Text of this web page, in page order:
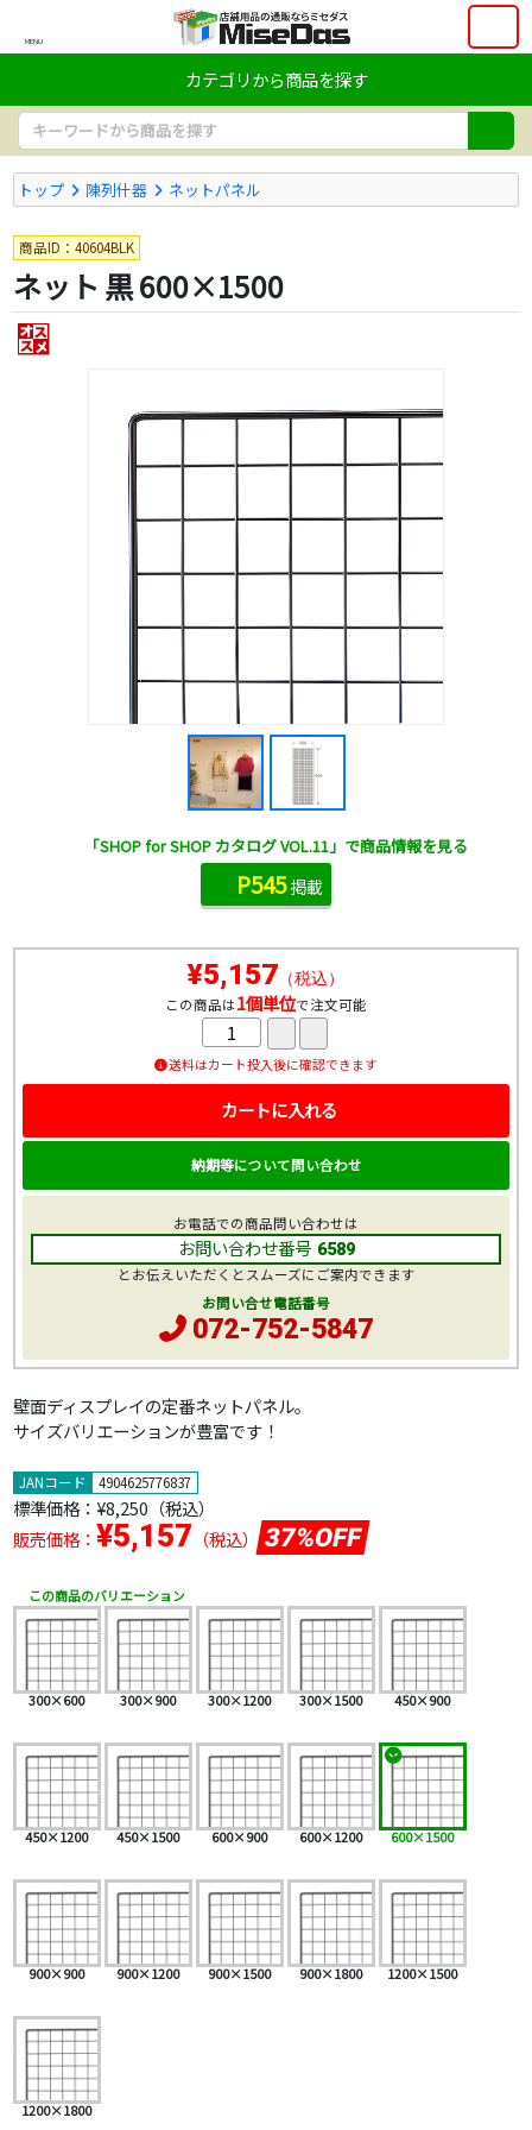
MENU
カテゴリから商品を探す
トップ 陳列什器 ネットパネル
商品ID：40604BLK
ネット 黒 600×1500
壁面ディスプレイの定番ネットパネル。
サイズバリエーションが豊富です！
JANコード 4904625776837
標準価格： ¥8,250 （税込）
販売価格： ¥5,157 （税込） 37%OFF
この商品のバリエーション
300×600 300×900 300×1200 300×1500 450×900
450×1200 450×1500 600×900 600×1200 600×1500
900×900 900×1200 900×1500 900×1800 1200×1500
1200×1800
¥5,157 （税込）
この商品は1個単位で注文可能
送料はカート投入後に確認できます
カートに入れる
納期等について問い合わせ
お電話での商品問い合わせは
お問い合わせ番号 6589
とお伝えいただくとスムーズにご案内できます
お問い合せ電話番号
072-752-5847
「SHOP for SHOP カタログ VOL.11」で商品情報を見る
P545掲載